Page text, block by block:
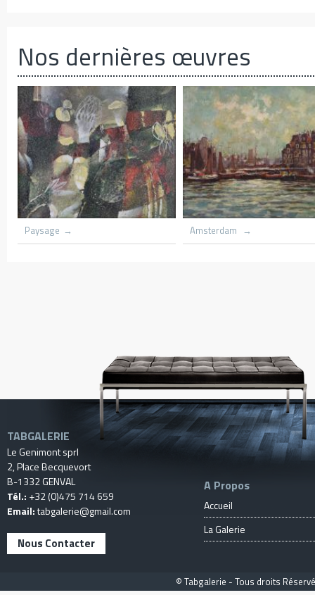
Nos dernières œuvres
Amsterdam
Azania front Church lith flame
TABGALERIE
Le Genimont sprl
2, Place Becquevort
B-1332 GENVAL
Tél.: +32 (0)475 714 659
Email:tabgalerie@gmail.com
Nous Contacter
A Propos
Accueil
La Galerie
© Tabgalerie - Tous droits